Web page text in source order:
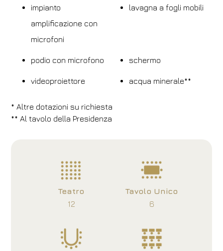
impianto
amplificazione con
microfoni
lavagna a fogli mobili
podio con microfono schermo
videoproiettore acqua minerale**
* Altre dotazioni su richiesta
** Al tavolo della Presidenza
Teatro
12
Tavolo Unico
6